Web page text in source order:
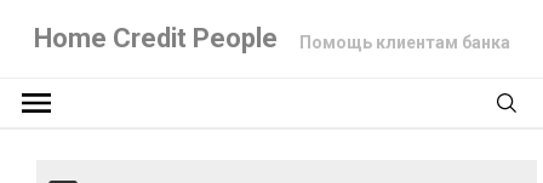
Home Credit People Помощь клиентам банка